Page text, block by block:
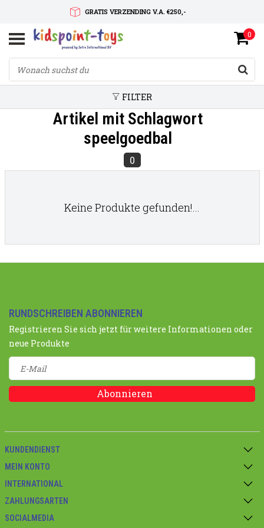
GRATIS VERZENDING V.A. €250,-
SNELLE LEVERTIJD
SERVICE OP MAAT
0
FILTER
Artikel mit Schlagwort
speelgoedbal
0
Keine Produkte gefunden!...
RUNDSCHREIBEN ABONNIEREN
Registrieren Sie sich jetzt für weitere Informationen oder
neue Produkte
Abonnieren
KUNDENDIENST
MEIN KONTO
INTERNATIONAL
ZAHLUNGSARTEN
SOCIALMEDIA